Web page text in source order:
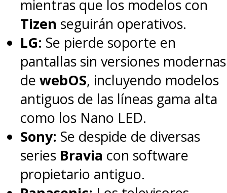
mientras que los modelos con
Tizen seguirán operativos.
LG: Se pierde soporte en
pantallas sin versiones modernas
de webOS, incluyendo modelos
antiguos de las líneas gama alta
como los Nano LED.
Sony: Se despide de diversas
series Bravia con software
propietario antiguo.